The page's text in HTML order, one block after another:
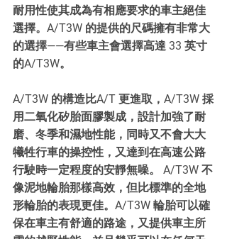
耐用性使其成為有相應要求的車主絕佳
選擇。A/T3W 的提供的尺碼擁有非常大
的選擇——有些車主會選擇高達 33 英寸
的A/T3W。
A/T3W 的構造比A/T 更進取，A/T3W 採
用二氧化矽胎面膠製成，設計加強了耐
磨、冬季和濕地性能，同時又不會大大
犧牲行車的操控性，又達到在高速公路
行駛時一定程度的安靜無噪。 A/T3W 不
像泥地輪胎那樣高效，但比標準的全地
形輪胎的表現更佳。A/T3W 輪胎可以確
保在車主有舒適的路途，又提供車主所